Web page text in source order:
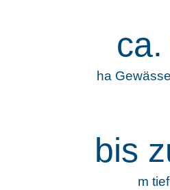
ca.
ha
bis
m tief